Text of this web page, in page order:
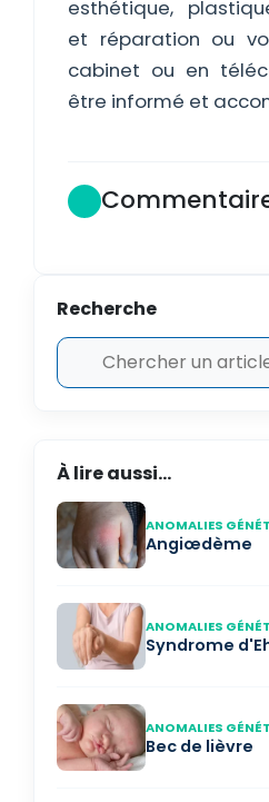
esthétique,
et réparation ou
cabinet ou en
être informé et
Recherche
À lire aussi...
ANOMALIES
Angiœdème
ANOMALIES
Syndrome
ANOMALIES
Bec de lièvre